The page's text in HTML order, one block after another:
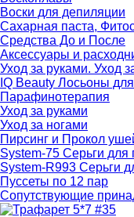
Воски для депиляции
Сахарная паста,
Средства До и После
Аксессуары и
Уход за руками. Уход
IQ Beauty Лосьоны
Парафинотерапия
Уход за руками
Уход за ногами
Пирсинг и Прокол
System-75 Серьги для
System-R993 Серьги
Пуссеты по 12 пар
Cопутствующие